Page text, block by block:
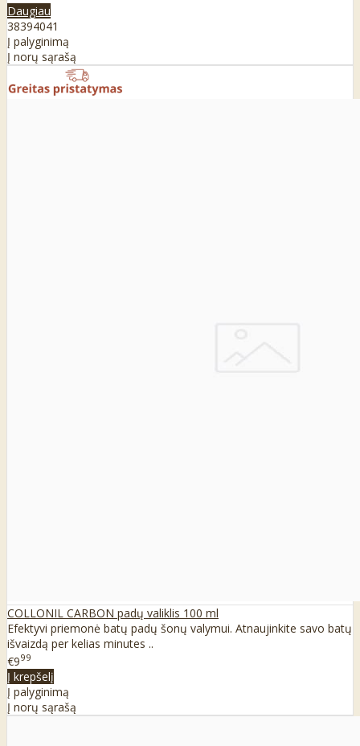
Daugiau
38394041
Į palyginimą
Į norų sąrašą
COLLONIL CARBON padų valiklis 100 ml
Efektyvi priemonė batų padų šonų valymui. Atnaujinkite savo batų
išvaizdą per kelias minutes ..
€999
Į krepšelį
Į palyginimą
Į norų sąrašą